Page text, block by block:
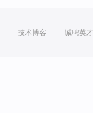
技术博客 诚聘英才